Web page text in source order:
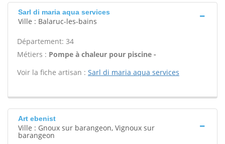
Sarl di maria aqua services
Ville : Balaruc-les-bains
Département: 34
Métiers : Pompe à chaleur pour piscine -
Voir la fiche artisan : Sarl di maria aqua services
Art ebenist
Ville : Gnoux sur barangeon, Vignoux sur
barangeon